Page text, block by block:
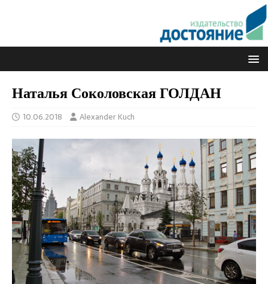
Наталья Соколовская ГОЛДАН
10.06.2018 Alexander Kuch